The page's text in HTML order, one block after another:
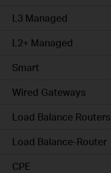
L3 Managed
L2+ Managed
Smart
Wired Gateways
Load Balance Routers
Load Balance-Router
CPE